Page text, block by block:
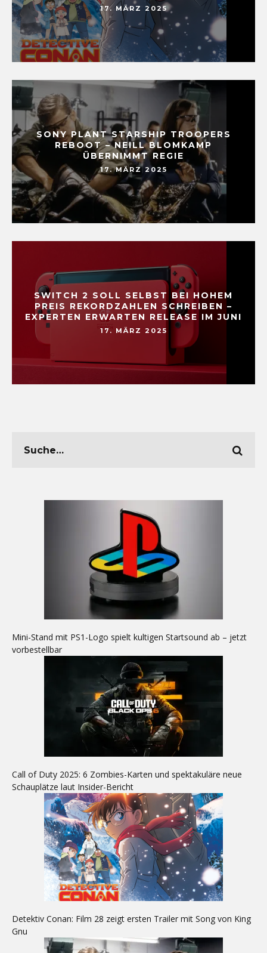
17. MÄRZ 2025
SONY PLANT STARSHIP TROOPERS
REBOOT – NEILL BLOMKAMP
ÜBERNIMMT REGIE
17. MÄRZ 2025
SWITCH 2 SOLL SELBST BEI HOHEM
PREIS REKORDZAHLEN SCHREIBEN –
EXPERTEN ERWARTEN RELEASE IM JUNI
17. MÄRZ 2025
Mini-Stand mit PS1-Logo spielt kultigen Startsound ab – jetzt
vorbestellbar
Call of Duty 2025: 6 Zombies-Karten und spektakuläre neue
Schauplätze laut Insider-Bericht
Detektiv Conan: Film 28 zeigt ersten Trailer mit Song von King
Gnu